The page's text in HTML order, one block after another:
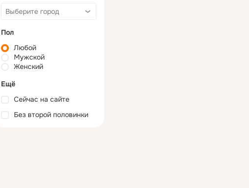
Пол
Любой
Мужской
Женский
Ещё
Сейчас на сайте
Без второй половинки